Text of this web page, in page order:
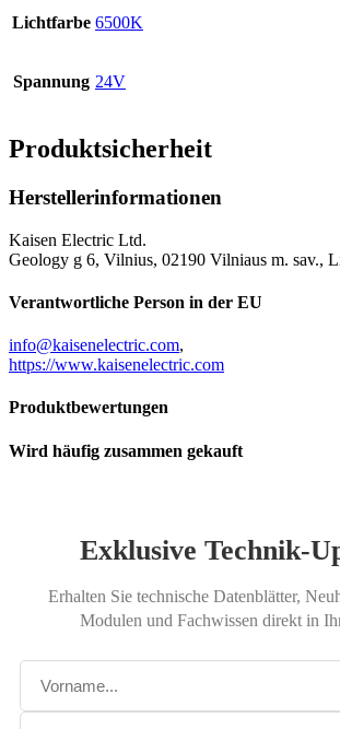
Lichtfarbe 6500K
Spannung 24V
Produktsicherheit
Herstellerinformationen
Kaisen Electric Ltd.
Geology g 6, Vilnius, 02190 Vilniaus m. sav.,
Verantwortliche Person in der EU
info@kaisenelectric.com,
https://www.kaisenelectric.com
Produktbewertungen
Wird häufig zusammen gekauft
Exklusive Technik-
Erhalten Sie technische Datenblätter,
Modulen und Fachwissen direkt in